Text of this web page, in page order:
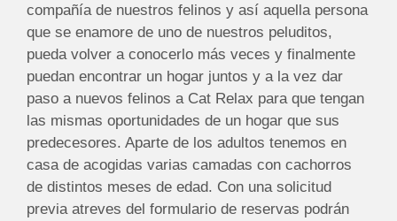
compañía de nuestros felinos y así aquella persona
que se enamore de uno de nuestros peluditos,
pueda volver a conocerlo más veces y finalmente
puedan encontrar un hogar juntos y a la vez dar
paso a nuevos felinos a Cat Relax para que tengan
las mismas oportunidades de un hogar que sus
predecesores. Aparte de los adultos tenemos en
casa de acogidas varias camadas con cachorros
de distintos meses de edad. Con una solicitud
previa atreves del formulario de reservas podrán